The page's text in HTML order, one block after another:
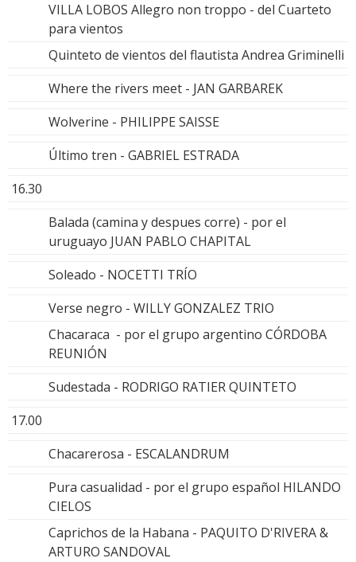
VILLA LOBOS Allegro non troppo - del Cuarteto
para vientos
Quinteto de vientos del flautista Andrea Griminelli
Where the rivers meet - JAN GARBAREK
Wolverine - PHILIPPE SAISSE
Último tren - GABRIEL ESTRADA
16.30
Balada (camina y despues corre) - por el
uruguayo JUAN PABLO CHAPITAL
Soleado - NOCETTI TRÍO
Verse negro - WILLY GONZALEZ TRIO
Chacaraca - por el grupo argentino CÓRDOBA
REUNIÓN
Sudestada - RODRIGO RATIER QUINTETO
17.00
Chacarerosa - ESCALANDRUM
Pura casualidad - por el grupo español HILANDO
CIELOS
Caprichos de la Habana - PAQUITO D'RIVERA &
ARTURO SANDOVAL